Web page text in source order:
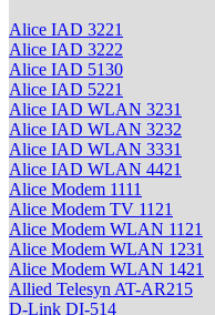
Alice IAD 3221
Alice IAD 3222
Alice IAD 5130
Alice IAD 5221
Alice IAD WLAN 3231
Alice IAD WLAN 3232
Alice IAD WLAN 3331
Alice IAD WLAN 4421
Alice Modem 1111
Alice Modem TV 1121
Alice Modem WLAN 1121
Alice Modem WLAN 1231
Alice Modem WLAN 1421
Allied Telesyn AT-AR215
D-Link DI-514